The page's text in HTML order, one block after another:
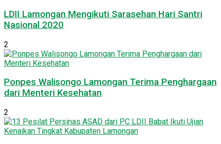
LDII Lamongan Mengikuti Sarasehan Hari Santri
Nasional 2020
2
Ponpes Walisongo Lamongan Terima Penghargaan
dari Menteri Kesehatan
2